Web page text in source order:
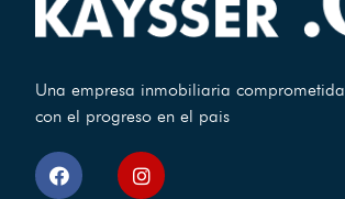
Una empresa inmobiliaria comprometida
con el progreso en el pais